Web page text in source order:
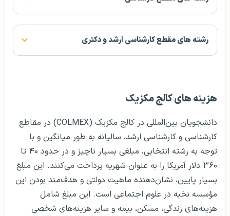
رشته های مقطع کارشناسی ارشد و دکتری
هزينه های کالج مکزیک
دانشجویان بین‌المللی در کالج مکزیک (COLMEX) در مقاطع
کارشناسی و کارشناسی ارشد، سالیانه به طور میانگین و با
توجه به رشته انتخابی، مبلغی بسیار ناچیز و در حدود ۴۰ تا
۳۶۰ دلار آمریکا را به عنوان شهریه پرداخت می‌کنند. این مبلغ
بسیار پایین، نشان‌دهنده ماهیت دولتی و هدف‌مند بودن این
مؤسسه نخبه در علوم اجتماعی است. این مبلغ شامل
هزینه‌های زندگی، مسکن، بیمه و سایر هزینه‌های شخصی